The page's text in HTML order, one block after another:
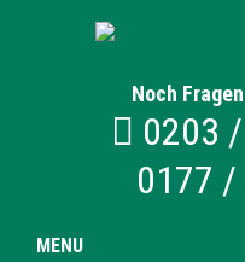
Noch
0203
0177 /
MENU